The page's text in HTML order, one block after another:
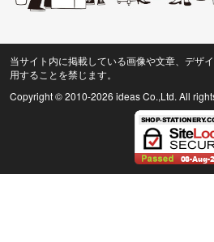
当サイト内に掲載している画像や文章、デザ
用することを禁じます。
Copyright © 2010-2026 ideas Co.,Ltd. All